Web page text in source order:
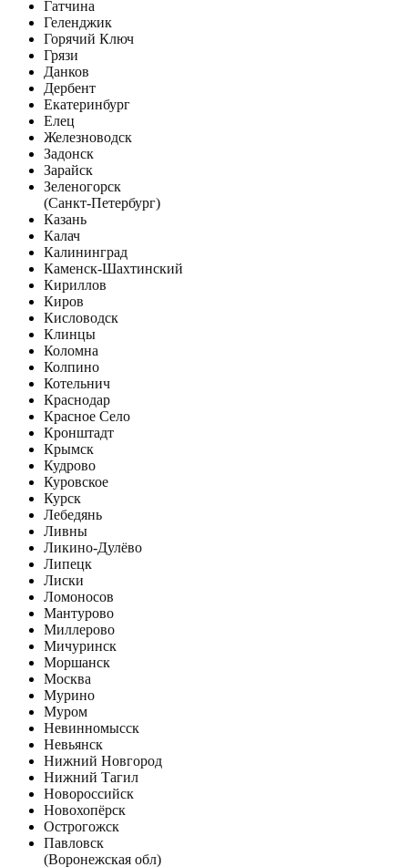
Гатчина
Геленджик
Горячий Ключ
Грязи
Данков
Дербент
Екатеринбург
Елец
Железноводск
Задонск
Зарайск
Зеленогорск
(Санкт-Петербург)
Казань
Калач
Калининград
Каменск-Шахтинский
Кириллов
Киров
Кисловодск
Клинцы
Коломна
Колпино
Котельнич
Краснодар
Красное Село
Кронштадт
Крымск
Кудрово
Куровское
Курск
Лебедянь
Ливны
Ликино-Дулёво
Липецк
Лиски
Ломоносов
Мантурово
Миллерово
Мичуринск
Моршанск
Москва
Мурино
Муром
Невинномысск
Невьянск
Нижний Новгород
Нижний Тагил
Новороссийск
Новохопёрск
Острогожск
Павловск
(Воронежская обл)